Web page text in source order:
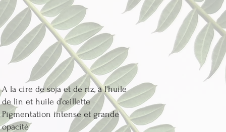
de lancement
A la cire de soja et de riz, à l'huile
de lin et huile d’œillette
Pigmentation intense et grande
opacité